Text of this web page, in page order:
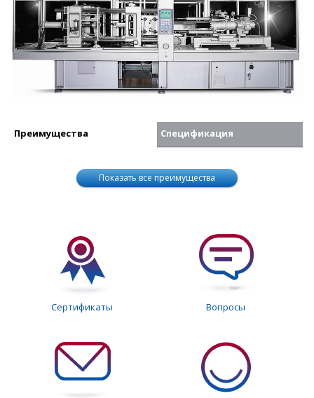
Преимущества Спецификация
Показать все преимущества
Сертификаты Вопросы